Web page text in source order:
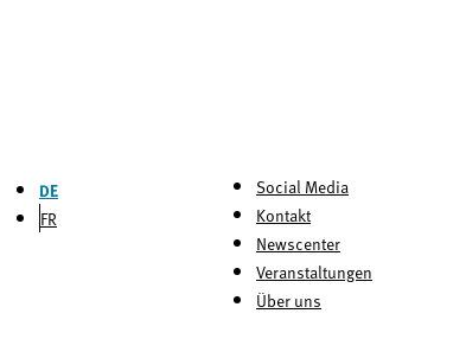
Social Media
Kontakt
Newscenter
Veranstaltungen
Über uns
DE
FR